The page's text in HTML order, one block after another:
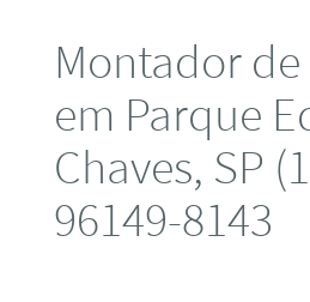
Montador
em Parque
Chaves, SP
96149-8143